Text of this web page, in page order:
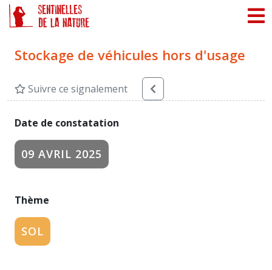
Stockage de véhicules hors d'usage
Suivre ce signalement
Date de constatation
09 AVRIL 2025
Thème
SOL
Panneau de gestion des cookies